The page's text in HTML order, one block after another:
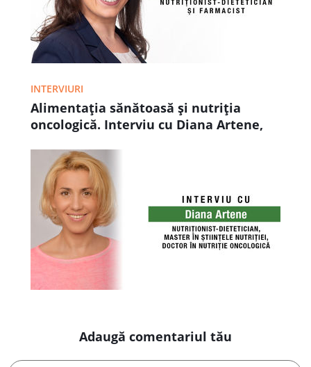
INTERVIURI
Alimentația sănătoasă și nutriția
oncologică. Interviu cu Diana Artene,
nutriție oncologică
Adaugă comentariul tău